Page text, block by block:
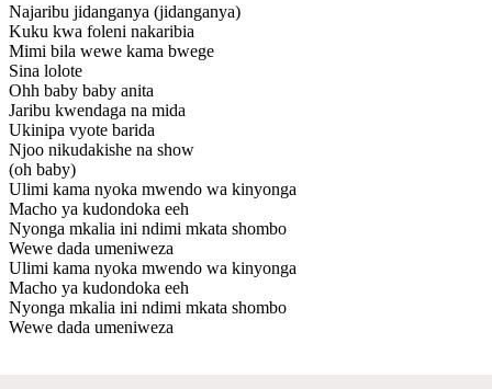
Najaribu jidanganya (jidanganya)
Kuku kwa foleni nakaribia
Mimi bila wewe kama bwege
Sina lolote
Ohh baby baby anita
Jaribu kwendaga na mida
Ukinipa vyote barida
Njoo nikudakishe na show
(oh baby)
Ulimi kama nyoka mwendo wa kinyonga
Macho ya kudondoka eeh
Nyonga mkalia ini ndimi mkata shombo
Wewe dada umeniweza
Ulimi kama nyoka mwendo wa kinyonga
Macho ya kudondoka eeh
Nyonga mkalia ini ndimi mkata shombo
Wewe dada umeniweza